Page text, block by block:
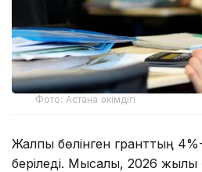
Фото: Астана әкімдігі
Жалпы бөлінген гранттың
беріледі. Мысалы, 2026 жылы